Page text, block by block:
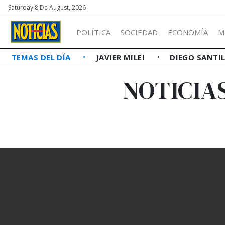
Saturday 8 De August, 2026
POLÍTICA SOCIEDAD ECONOMÍA
TEMAS DEL DÍA JAVIER MILEI DIEGO